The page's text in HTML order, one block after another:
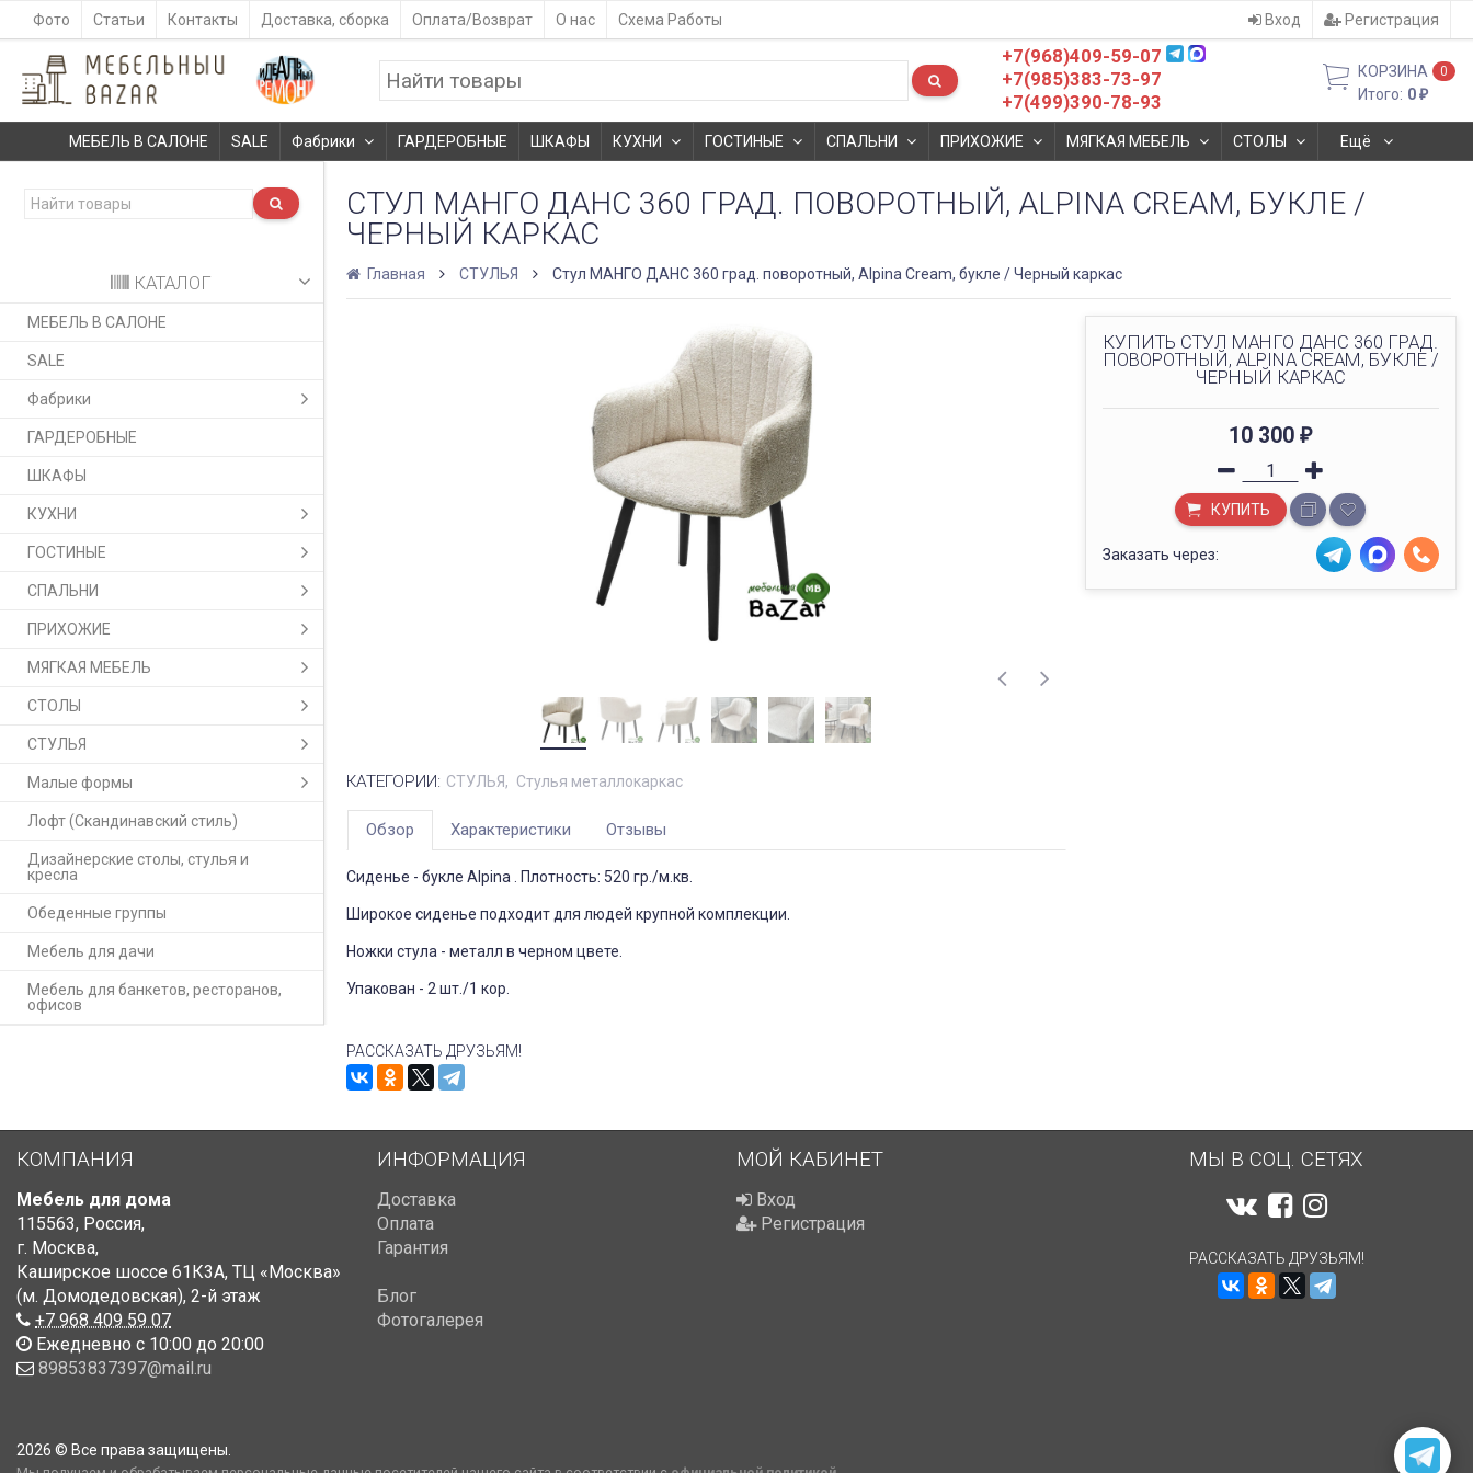
Фото Статьи Контакты Доставка, сборка Оплата/Возврат О нас Схема Работы Вход Регистрация
+7(968)409-59-07
+7(985)383-73-97
+7(499)390-78-93
КОРЗИНА 0
Итого: 0₽
МЕБЕЛЬ В САЛОНЕ SALE Фабрики ГАРДЕРОБНЫЕ ШКАФЫ КУХНИ ГОСТИНЫЕ СПАЛЬНИ ПРИХОЖИЕ МЯГКАЯ МЕБЕЛЬ СТОЛЫ Ещё
КАТАЛОГ
МЕБЕЛЬ В САЛОНЕ
SALE
Фабрики
ГАРДЕРОБНЫЕ
ШКАФЫ
КУХНИ
ГОСТИНЫЕ
СПАЛЬНИ
ПРИХОЖИЕ
МЯГКАЯ МЕБЕЛЬ
СТОЛЫ
СТУЛЬЯ
Малые формы
Лофт (Скандинавский стиль)
Дизайнерские столы, стулья и
кресла
Обеденные группы
Мебель для дачи
Мебель для банкетов, ресторанов,
офисов
СТУЛ МАНГО ДАНС 360 ГРАД. ПОВОРОТНЫЙ, ALPINA CREAM, БУКЛЕ /
ЧЕРНЫЙ КАРКАС
Главная СТУЛЬЯ Стул МАНГО ДАНС 360 град. поворотный, Alpina Cream, букле / Черный каркас
КУПИТЬ СТУЛ МАНГО ДАНС 360 ГРАД.
ПОВОРОТНЫЙ, ALPINA CREAM, БУКЛЕ /
ЧЕРНЫЙ КАРКАС
10 300₽
КУПИТЬ
Заказать через:
КАТЕГОРИИ: СТУЛЬЯ Стулья металлокаркас
Обзор Характеристики Отзывы
Сиденье - букле Alpina . Плотность: 520 гр./м.кв.
Широкое сиденье подходит для людей крупной комплекции.
Ножки стула - металл в черном цвете.
Упакован - 2 шт./1 кор.
РАССКАЗАТЬ ДРУЗЬЯМ!
КОМПАНИЯ
Мебель для дома
115563, Россия,
г. Москва,
Каширское шоссе 61К3А, ТЦ «Москва»
(м. Домодедовская), 2-й этаж
+7 968 409 59 07
Ежедневно с 10:00 до 20:00
89853837397@mail.ru
ИНФОРМАЦИЯ
Доставка
Оплата
Гарантия
Блог
Фотогалерея
МОЙ КАБИНЕТ
Вход
Регистрация
МЫ В СОЦ. СЕТЯХ
РАССКАЗАТЬ ДРУЗЬЯМ!
2026 © Все права защищены.